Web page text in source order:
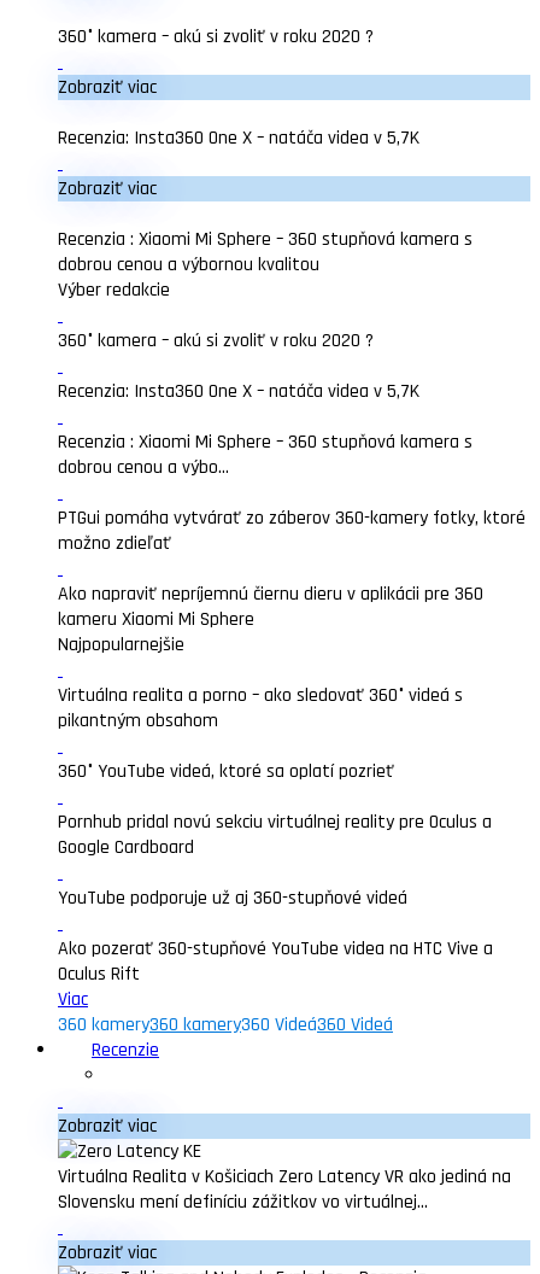
360° kamera – akú si zvoliť v roku 2020 ?
Zobraziť viac
Recenzia: Insta360 One X – natáča videa v 5,7K
Zobraziť viac
Recenzia : Xiaomi Mi Sphere – 360 stupňová kamera s
dobrou cenou a výbornou kvalitou
Výber redakcie
360° kamera – akú si zvoliť v roku 2020 ?
Recenzia: Insta360 One X – natáča videa v 5,7K
Recenzia : Xiaomi Mi Sphere – 360 stupňová kamera s
dobrou cenou a výbo...
PTGui pomáha vytvárať zo záberov 360-kamery fotky, ktoré
možno zdieľať
Ako napraviť nepríjemnú čiernu dieru v aplikácii pre 360
kameru Xiaomi Mi Sphere
Najpopularnejšie
Virtuálna realita a porno – ako sledovať 360° videá s
pikantným obsahom
360° YouTube videá, ktoré sa oplatí pozrieť
Pornhub pridal novú sekciu virtuálnej reality pre Oculus a
Google Cardboard
YouTube podporuje už aj 360-stupňové videá
Ako pozerať 360-stupňové YouTube videa na HTC Vive a
Oculus Rift
Viac
360 kamery360 kamery360 Videá360 Videá
Recenzie
Zobraziť viac
Virtuálna Realita v Košiciach Zero Latency VR ako jediná na
Slovensku mení definíciu zážitkov vo virtuálnej...
Zobraziť viac